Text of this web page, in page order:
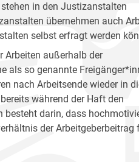
in den Justizanstalten
übernehmen auch
selbst erfragt werden
Arbeiten außerhalb der
als so genannte
nach Arbeitsende wieder in
während der Haft den
besteht darin, dass
der Arbeitgeberbeitrag